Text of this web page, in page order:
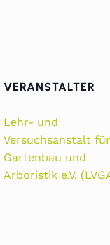
VERANSTALTER
Lehr- und
Versuchsanstalt für
Gartenbau und
Arboristik e.V.